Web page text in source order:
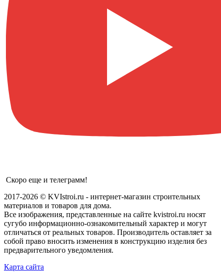
Скоро еще и телеграмм!
2017-2026 © KVIstroi.ru - интернет-магазин строительных
материалов и товаров для дома.
Все изображения, представленные на сайте kvistroi.ru носят
сугубо информационно-ознакомительный характер и могут
отличаться от реальных товаров. Производитель оставляет за
собой право вносить изменения в конструкцию изделия без
предварительного уведомления.
Карта сайта